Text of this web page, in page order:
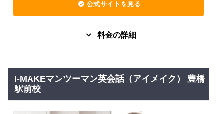
公式サイトを見る
料金の詳細
師 （レギ
ュラーコ
ース）
7,920 円(税込) / 月
回数：4 / 1セッション30分
師 （プラ
I-MAKEマンツーマン英会話（アイメイク） 豊橋
駅前校